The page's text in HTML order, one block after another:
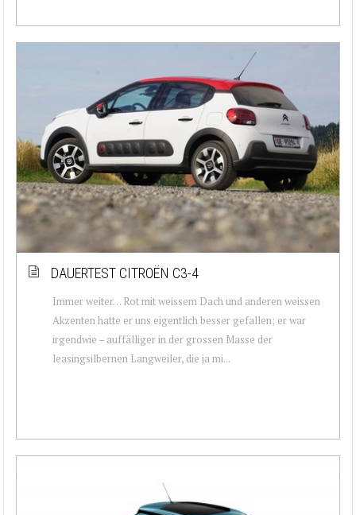
DAUERTEST CITROËN C3-4
Immer weiter… Rot mit weissem Dach und anderen weissen
Akzenten hatte er uns eigentlich besser gefallen; er war
irgendwie – auffälliger in der grossen Masse der
leasingsilbernen Langweiler, die ja mi...